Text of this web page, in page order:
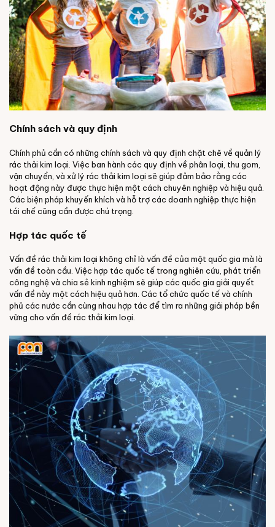
Chính sách và quy định
Chính phủ cần có những chính sách và quy định chặt chẽ về quản lý
rác thải kim loại. Việc ban hành các quy định về phân loại, thu gom,
vận chuyển, và xử lý rác thải kim loại sẽ giúp đảm bảo rằng các
hoạt động này được thực hiện một cách chuyên nghiệp và hiệu quả.
Các biện pháp khuyến khích và hỗ trợ các doanh nghiệp thực hiện
tái chế cũng cần được chú trọng.
Hợp tác quốc tế
Vấn đề rác thải kim loại không chỉ là vấn đề của một quốc gia mà là
vấn đề toàn cầu. Việc hợp tác quốc tế trong nghiên cứu, phát triển
công nghệ và chia sẻ kinh nghiệm sẽ giúp các quốc gia giải quyết
vấn đề này một cách hiệu quả hơn. Các tổ chức quốc tế và chính
phủ các nước cần cùng nhau hợp tác để tìm ra những giải pháp bền
vững cho vấn đề rác thải kim loại.